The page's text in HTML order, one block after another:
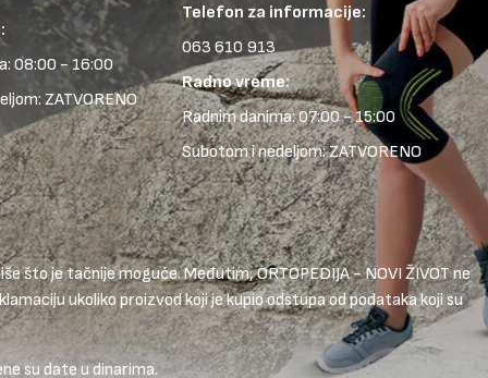
08:00 - 16:00
ZATVORENO
Telefon za informacije:
063 610 913
Radno vreme:
Radnim danima: 07:00 - 15:00
Subotom i nedeljom: ZATVORENO
što je tačnije moguće. Međutim, ORTOPEDIJA - NOVI ŽIVOT ne
ukoliko proizvod koji je kupio odstupa od podataka koji su
su date u dinarima.